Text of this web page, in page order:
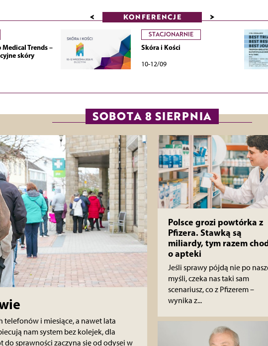
< KONFERENCJE >
Trends –
skóry
STACJONARNIE
Skóra i Kości
10-12/09
SOBOTA 8 SIERPNIA
telefonów i miesiące, a nawet lata
nam system bez kolejek, dla
sprawności zaczyna się od odysei w
Polsce grozi powtórka z
Pfizera. Stawką są
miliardy, tym razem
o apteki
Jeśli sprawy pójdą nie po
myśli, czeka nas taki sam
scenariusz, co z Pfizerem –
wynika z...